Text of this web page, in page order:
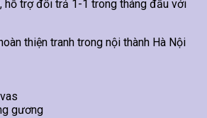
hỗ trợ đổi trả 1-1 trong tháng đầu với
thiện tranh trong nội thành Hà Nội
gương